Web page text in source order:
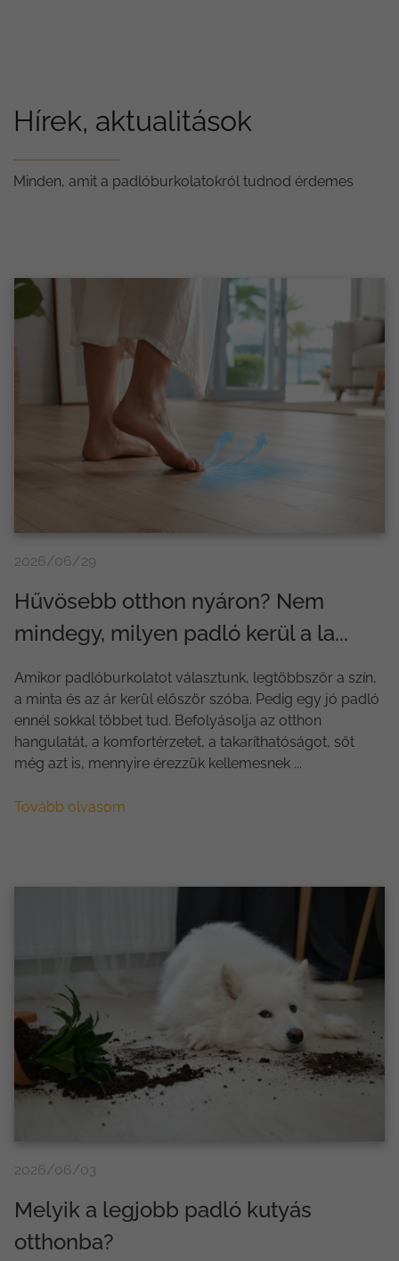
Hírek, aktualitások
Minden, amit a padlóburkolatokról tudnod érdemes
2026/06/29
Hűvösebb otthon nyáron? Nem
mindegy, milyen padló kerül a la...
Amikor padlóburkolatot választunk, legtöbbször a szín,
a minta és az ár kerül először szóba. Pedig egy jó padló
ennél sokkal többet tud. Befolyásolja az otthon
hangulatát, a komfortérzetet, a takaríthatóságot, sőt
még azt is, mennyire érezzük kellemesnek ...
Tovább olvasom
2026/06/03
Melyik a legjobb padló kutyás
otthonba?